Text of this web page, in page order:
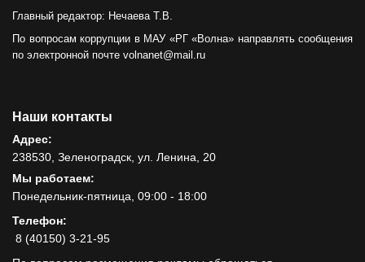
Главный редактор: Нечаева Т.В.
По вопросам коррупции в МАУ «РГ «Волна» направлять сообщения
по электронной почте volnanet@mail.ru
Наши контакты
Адрес:
238530, Зеленоградск, ул. Ленина, 20
Мы работаем:
Понедельник-пятница, 09:00 - 18:00
Телефон:
8 (40150) 3-21-95